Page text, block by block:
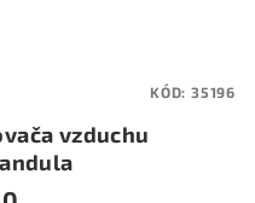
vzduchu
KÓD: 35196